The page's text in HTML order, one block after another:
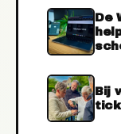
De
Bij